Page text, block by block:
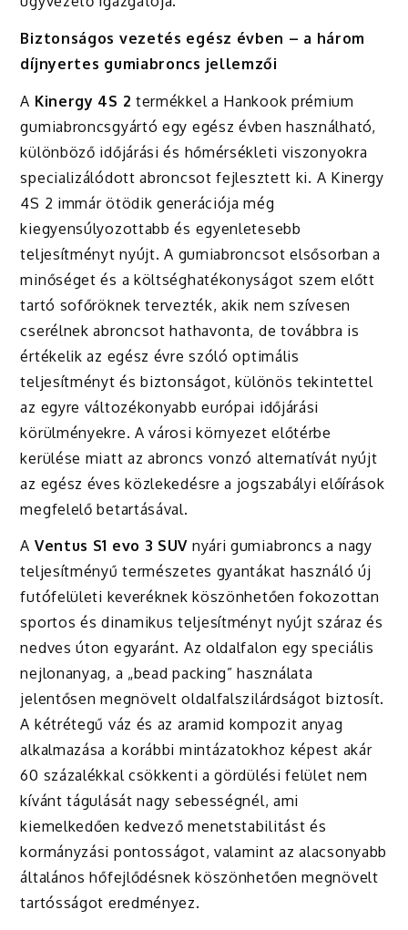
Biztonságos vezetés egész évben – a három
díjnyertes gumiabroncs jellemzői
A Kinergy 4S 2 termékkel a Hankook prémium
gumiabroncsgyártó egy egész évben használható,
különböző időjárási és hőmérsékleti viszonyokra
specializálódott abroncsot fejlesztett ki. A Kinergy
4S 2 immár ötödik generációja még
kiegyensúlyozottabb és egyenletesebb
teljesítményt nyújt. A gumiabroncsot elsősorban a
minőséget és a költséghatékonyságot szem előtt
tartó sofőröknek tervezték, akik nem szívesen
cserélnek abroncsot hathavonta, de továbbra is
értékelik az egész évre szóló optimális
teljesítményt és biztonságot, különös tekintettel
az egyre változékonyabb európai időjárási
körülményekre. A városi környezet előtérbe
kerülése miatt az abroncs vonzó alternatívát nyújt
az egész éves közlekedésre a jogszabályi előírások
megfelelő betartásával.
A Ventus S1 evo 3 SUV nyári gumiabroncs a nagy
teljesítményű természetes gyantákat használó új
futófelületi keveréknek köszönhetően fokozottan
sportos és dinamikus teljesítményt nyújt száraz és
nedves úton egyaránt. Az oldalfalon egy speciális
nejlonanyag, a „bead packing” használata
jelentősen megnövelt oldalfalszilárdságot biztosít.
A kétrétegű váz és az aramid kompozit anyag
alkalmazása a korábbi mintázatokhoz képest akár
60 százalékkal csökkenti a gördülési felület nem
kívánt tágulását nagy sebességnél, ami
kiemelkedően kedvező menetstabilitást és
kormányzási pontosságot, valamint az alacsonyabb
általános hőfejlődésnek köszönhetően megnövelt
tartósságot eredményez.